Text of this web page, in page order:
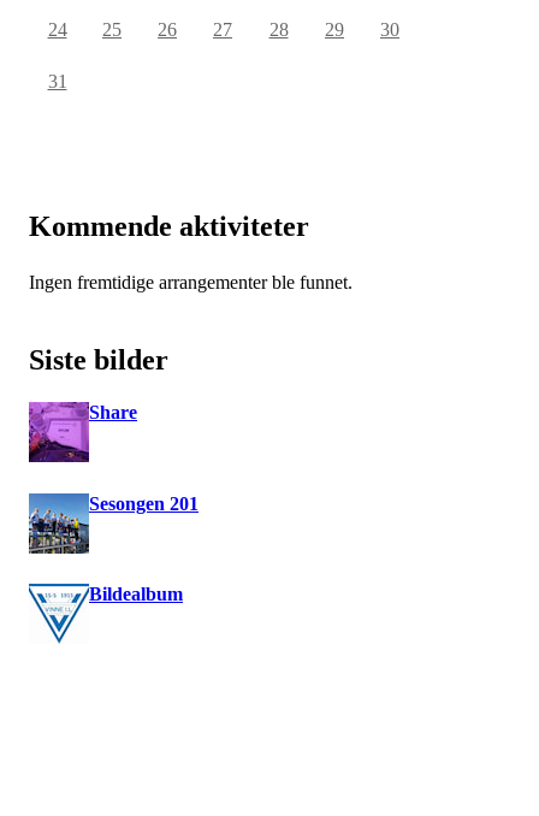
24 25 26 27 28 29 30
31
Kommende aktiviteter
Ingen fremtidige arrangementer ble funnet.
Siste bilder
Share
Sesongen 201
Bildealbum